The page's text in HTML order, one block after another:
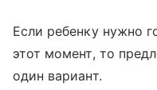
Если ребенку нужно
этот момент, то
один вариант.